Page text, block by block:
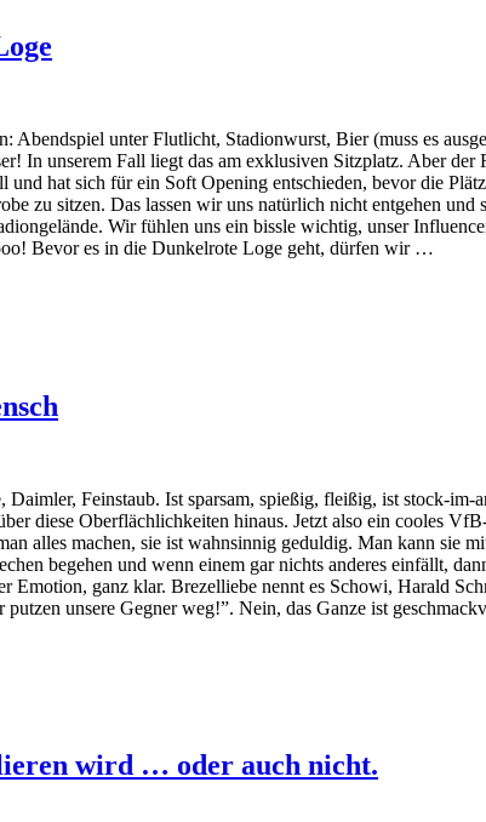
Abendspiel unter Flutlicht, Stadionwurst, Bier (muss es
In unserem Fall liegt das am exklusiven Sitzplatz. Aber
und hat sich für ein Soft Opening entschieden, bevor die
zu sitzen. Das lassen wir uns natürlich nicht entgehen
Wir fühlen uns ein bissle wichtig, unser
Bevor es in die Dunkelrote Loge geht, dürfen wir …
Feinstaub. Ist sparsam, spießig, fleißig, ist stock-
diese Oberflächlichkeiten hinaus. Jetzt also ein cooles
alles machen, sie ist wahnsinnig geduldig. Man kann sie
begehen und wenn einem gar nichts anderes einfällt,
Emotion, ganz klar. Brezelliebe nennt es Schowi, Harald
unsere Gegner weg!”. Nein, das Ganze ist
wird … oder auch nicht.